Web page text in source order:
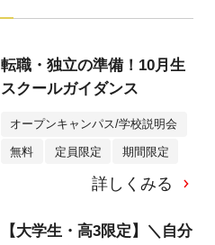
転職・独立の準備！10月生
スクールガイダンス
オープンキャンパス/学校説明会
無料 定員限定 期間限定
詳しくみる
【大学生・高3限定】＼自分